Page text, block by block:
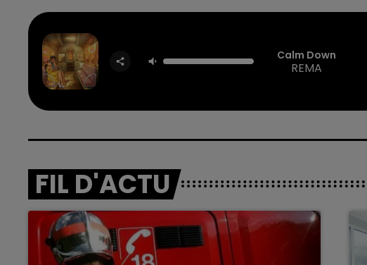
Calm Down
REMA
FIL D'ACTU